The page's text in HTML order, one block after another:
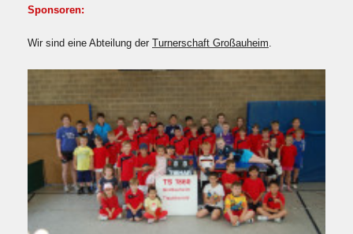
Sponsoren:
Wir sind eine Abteilung der Turnerschaft Großauheim.